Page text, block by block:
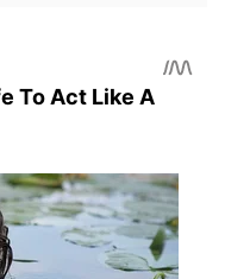
To Act Like A